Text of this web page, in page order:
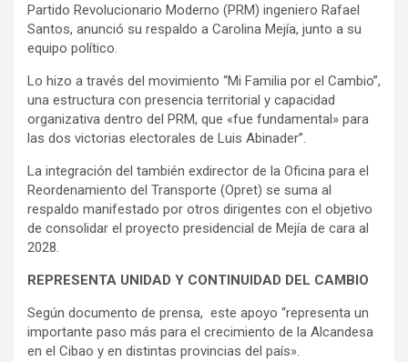
Partido Revolucionario Moderno (PRM) ingeniero Rafael
Santos, anunció su respaldo a Carolina Mejía, junto a su
equipo político.
Lo hizo a través del movimiento “Mi Familia por el Cambio”,
una estructura con presencia territorial y capacidad
organizativa dentro del PRM, que «fue fundamental» para
las dos victorias electorales de Luis Abinader”.
La integración del también exdirector de la Oficina para el
Reordenamiento del Transporte (Opret) se suma al
respaldo manifestado por otros dirigentes con el objetivo
de consolidar el proyecto presidencial de Mejía de cara al
2028.
REPRESENTA UNIDAD Y CONTINUIDAD DEL CAMBIO
Según documento de prensa, este apoyo “representa un
importante paso más para el crecimiento de la Alcandesa
en el Cibao y en distintas provincias del país».